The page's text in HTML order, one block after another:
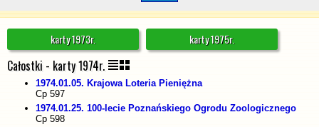
karty 1973r. karty 1975r.
Całostki - karty 1974r.
1974.01.05. Krajowa Loteria Pieniężna
Cp 597
1974.01.25. 100-lecie Poznańskiego Ogrodu Zoologicznego
Cp 598